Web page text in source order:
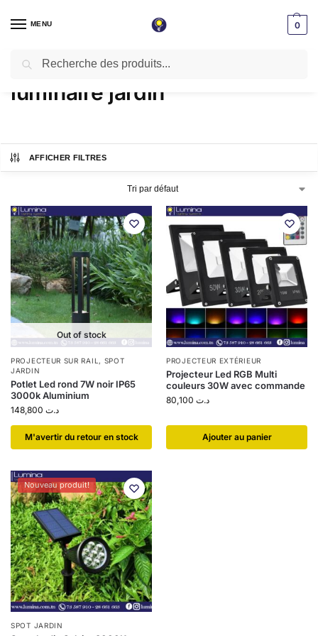
MENU 0
Accueil / Produits identifiés “luminaire jardin”
luminaire jardin
AFFICHER FILTRES
Out of stock
PROJECTEUR SUR RAIL , SPOT
JARDIN
Potlet Led rond 7W noir IP65
3000k Aluminium
د.ت
​M'avertir du retour en stock
PROJECTEUR EXTÉRIEUR
Projecteur Led RGB Multi
couleurs 30W avec commande
د.ت
Ajouter au panier
Nouveau produit!
SPOT JARDIN